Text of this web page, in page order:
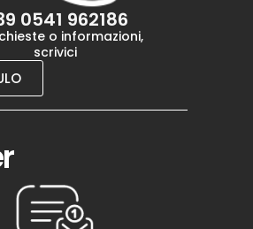
0541 962186
o informazioni,
scrivici